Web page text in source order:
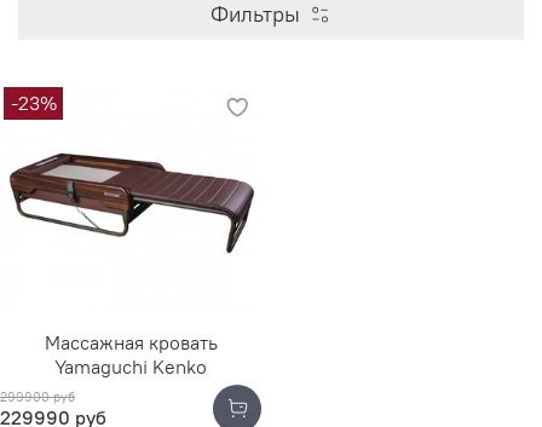
Фильтры
-23%
Массажная кровать
Yamaguchi Kenko
299900 руб
229990 руб